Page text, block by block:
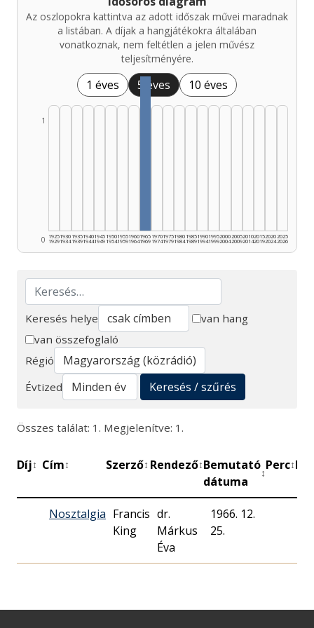
Az oszlopokra kattintva az adott időszak művei maradnak
a listában. A díjak a hangjátékokra általában
vonatkoznak, nem feltétlen a jelen művész
teljesítményére.
1 éves 5 éves 10 éves
0
1
1925
1929
1930
1934
1935
1939
1940
1944
1945
1949
1950
1954
1955
1959
1960
1964
1965
1969
1970
1974
1975
1979
1980
1984
1985
1989
1990
1994
1995
1999
2000
2004
2005
2009
2010
2014
2015
2019
2020
2024
2025
2026
Keresés
Keresés helye
van hang
van összefoglaló
Régió
Évtized
Keresés / szűrés
Összes találat: 1. Megjelenítve: 1.
Díj↕ Cím↕ Szerző↕ Rendező↕Bemutató
dátuma
↕
Perc↕
Nosztalgia Francis
King
dr.
Márkus
Éva
1966. 12.
25.